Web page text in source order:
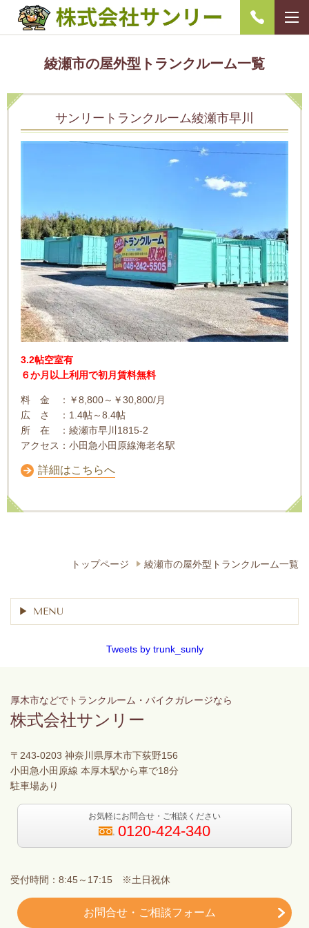
綾瀬市の屋外型トランクルーム一覧
サンリートランクルーム綾瀬市早川
3.2帖空室有
６か月以上利用で初月賃料無料
料 金 ：￥8,800～￥30,800/月
広 さ ：1.4帖～8.4帖
所 在 ：綾瀬市早川1815-2
アクセス：小田急小田原線海老名駅
詳細はこちらへ
トップページ 綾瀬市の屋外型トランクルーム一覧
MENU
Tweets by trunk_sunly
厚木市などでトランクルーム・バイクガレージなら
株式会社サンリー
〒243-0203 神奈川県厚木市下荻野156
小田急小田原線 本厚木駅から車で18分
駐車場あり
お気軽にお問合せ・ご相談ください
0120-424-340
受付時間：8:45～17:15 ※土日祝休
お問合せ・ご相談フォーム